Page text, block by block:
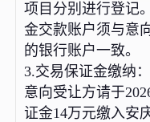
项目分别进行登记
金交款账户须与意
的银行账户一致。
3.交易保证金缴纳：
意向受让方请于
证金14万元缴入安